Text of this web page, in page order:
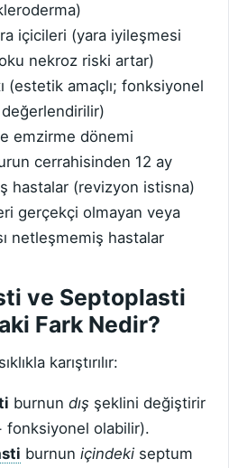
içicileri (yara iyileşmesi
nekroz riski artar)
(estetik amaçlı; fonksiyonel
emzirme dönemi
cerrahisinden 12 ay
hastalar (revizyon istisna)
gerçekçi olmayan veya
netleşmemiş hastalar
ve Septoplasti
Fark Nedir?
karıştırılır:
burnun dış şeklini değiştirir
fonksiyonel olabilir).
burnun içindekiseptum